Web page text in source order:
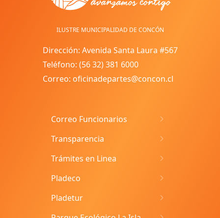
ILUSTRE MUNICIPALIDAD DE CONCÓN
Dirección: Avenida Santa Laura #567
Teléfono: (56 32) 381 6000
Correo: oficinadepartes@concon.cl
Correo Funcionarios
Transparencia
Trámites en Linea
Pladeco
Pladetur